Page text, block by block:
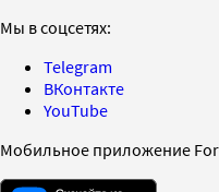
Мы в соцсетях:
Telegram
ВКонтакте
YouTube
Мобильное приложение